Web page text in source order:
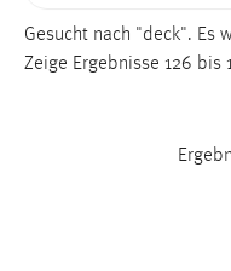
Gesucht nach "deck". Es
Zeige Ergebnisse 126 bis
Name:
Dieser Cookie